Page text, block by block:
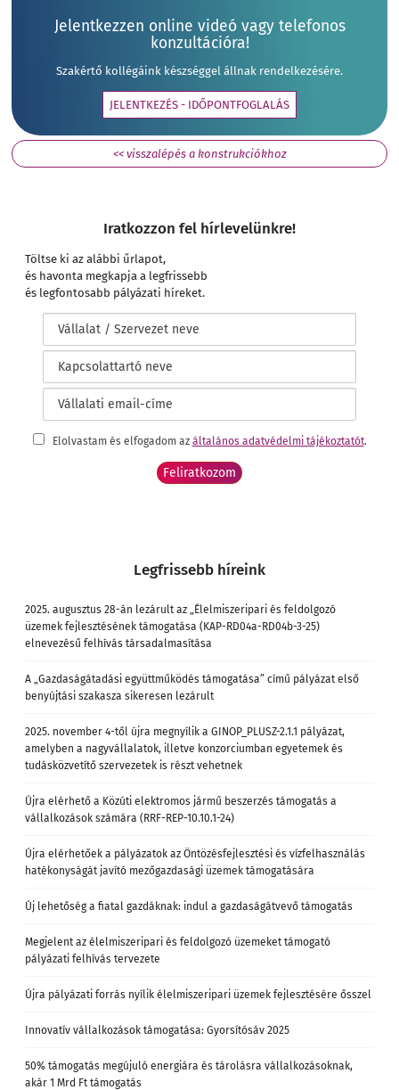
Jelentkezzen online videó vagy telefonos
konzultációra!
Szakértő kollégáink készséggel állnak rendelkezésére.
JELENTKEZÉS - IDŐPONTFOGLALÁS
<< visszalépés a konstrukciókhoz
Iratkozzon fel hírlevelünkre!
Töltse ki az alábbi űrlapot,
és havonta megkapja a legfrissebb
és legfontosabb pályázati híreket.
Elolvastam és elfogadom az általános adatvédelmi tájékoztatót.
Legfrissebb híreink
2025. augusztus 28-án lezárult az „Élelmiszeripari és feldolgozó
üzemek fejlesztésének támogatása (KAP-RD04a-RD04b-3-25)
elnevezésű felhívás társadalmasítása
A „Gazdaságátadási együttműködés támogatása” című pályázat első
benyújtási szakasza sikeresen lezárult
2025. november 4-től újra megnyílik a GINOP_PLUSZ-2.1.1 pályázat,
amelyben a nagyvállalatok, illetve konzorciumban egyetemek és
tudásközvetítő szervezetek is részt vehetnek
Újra elérhető a Közúti elektromos jármű beszerzés támogatás a
vállalkozások számára (RRF-REP-10.10.1-24)
Újra elérhetőek a pályázatok az Öntözésfejlesztési és vízfelhasználás
hatékonyságát javító mezőgazdasági üzemek támogatására
Új lehetőség a fiatal gazdáknak: indul a gazdaságátvevő támogatás
Megjelent az élelmiszeripari és feldolgozó üzemeket támogató
pályázati felhívás tervezete
Újra pályázati forrás nyílik élelmiszeripari üzemek fejlesztésére ősszel
Innovatív vállalkozások támogatása: Gyorsítósáv 2025
50% támogatás megújuló energiára és tárolásra vállalkozásoknak,
akár 1 Mrd Ft támogatás